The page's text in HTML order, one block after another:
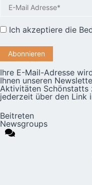
Ich akzeptiere die
Ihre E-Mail-Adresse
Ihnen unseren
Aktivitäten Schönstatts
jederzeit über den Link
Beitreten
Newsgroups